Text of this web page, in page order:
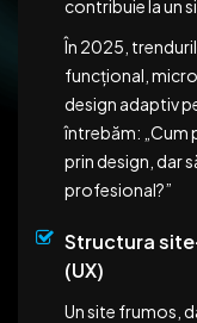
contribuie la un
În 2025,
funcțional,
design adaptiv
întrebăm: „Cum
prin design, dar
profesional?”
Structura
(UX)
Un site frumos,